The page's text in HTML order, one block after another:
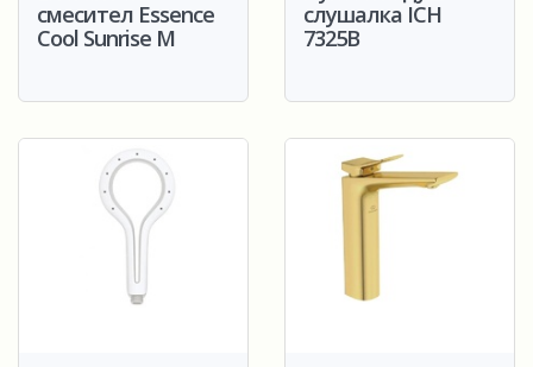
смесител Essence
Cool Sunrise M
слушалка ICH
7325B